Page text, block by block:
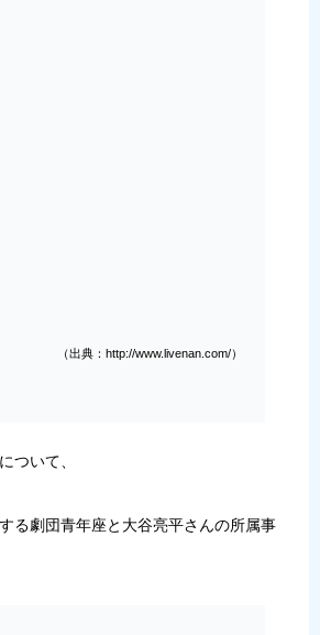
（出典：http://www.livenan.com/）
ついて、
る劇団青年座と大谷亮平さんの所属事